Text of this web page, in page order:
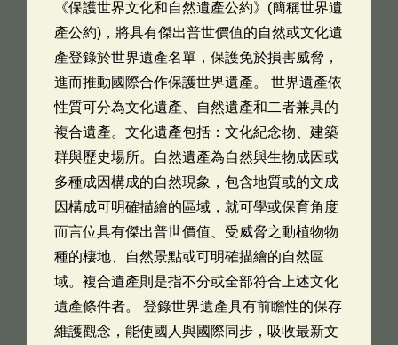
《保護世界文化和自然遺產公約》(簡稱世界遺
產公約)，將具有傑出普世價值的自然或文化遺
產登錄於世界遺產名單，保護免於損害威脅，
進而推動國際合作保護世界遺產。 世界遺產依
性質可分為文化遺產、自然遺產和二者兼具的
複合遺產。文化遺產包括：文化紀念物、建築
群與歷史場所。自然遺產為自然與生物成因或
多種成因構成的自然現象，包含地質或的文成
因構成可明確描繪的區域，就可學或保育角度
而言位具有傑出普世價值、受威脅之動植物物
種的棲地、自然景點或可明確描繪的自然區
域。複合遺產則是指不分或全部符合上述文化
遺產條件者。 登錄世界遺產具有前瞻性的保存
維護觀念，能使國人與國際同步，吸收最新文